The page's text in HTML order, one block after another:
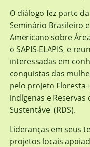
O diálogo fez parte
Seminário Brasileiro
Americano sobre
o SAPIS-ELAPIS, e
interessadas em
conquistas das
pelo projeto
indígenas e
Sustentável (RDS).
Lideranças em seus
projetos locais